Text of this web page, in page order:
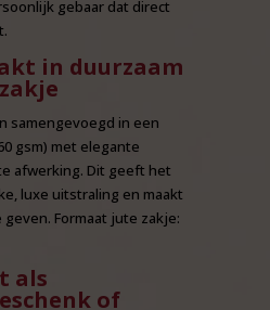
gebaar dat direct
in duurzaam
samengevoegd in een
gsm) met elegante
afwerking. Dit geeft het
luxe uitstraling en maakt
Formaat jute zakje:
als
of